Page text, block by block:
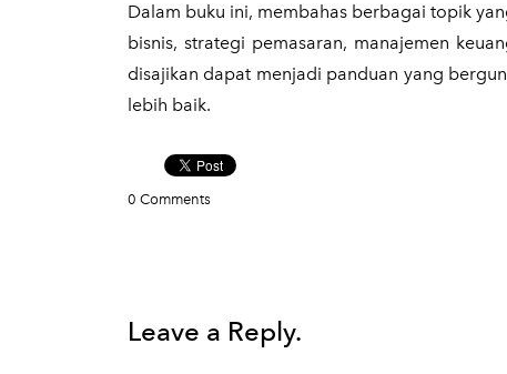
​Dalam buku ini, membahas berbagai topik
bisnis, strategi pemasaran, manajemen
disajikan dapat menjadi panduan yang
lebih baik.
0 Comments
Leave a Reply.